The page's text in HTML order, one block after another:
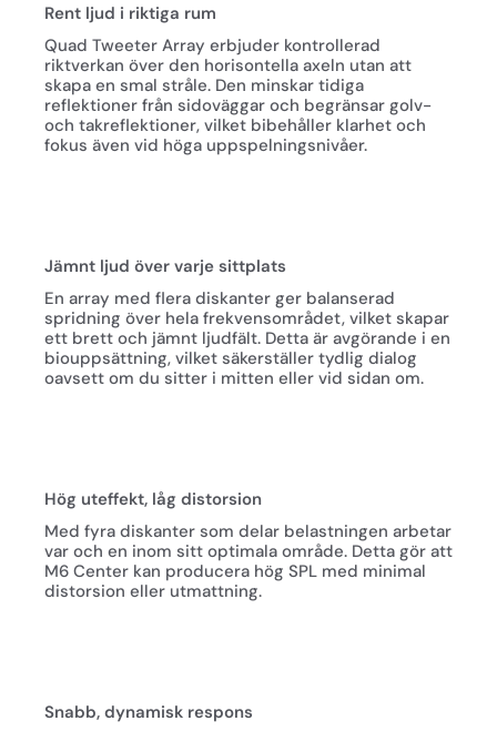
Rent ljud i riktiga rum
Quad Tweeter Array erbjuder kontrollerad
riktverkan över den horisontella axeln utan att
skapa en smal stråle. Den minskar tidiga
reflektioner från sidoväggar och begränsar golv-
och takreflektioner, vilket bibehåller klarhet och
fokus även vid höga uppspelningsnivåer.
Jämnt ljud över varje sittplats
En array med flera diskanter ger balanserad
spridning över hela frekvensområdet, vilket skapar
ett brett och jämnt ljudfält. Detta är avgörande i en
biouppsättning, vilket säkerställer tydlig dialog
oavsett om du sitter i mitten eller vid sidan om.
Hög uteffekt, låg distorsion
Med fyra diskanter som delar belastningen arbetar
var och en inom sitt optimala område. Detta gör att
M6 Center kan producera hög SPL med minimal
distorsion eller utmattning.
Snabb, dynamisk respons